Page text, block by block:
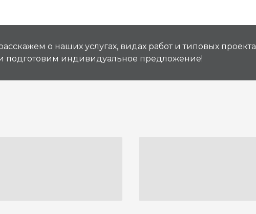
о наших услугах, видах работ и типовых
подготовим индивидуальное предложение!